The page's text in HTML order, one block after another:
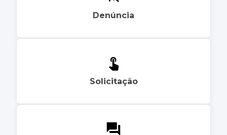
Denúncia
Solicitação